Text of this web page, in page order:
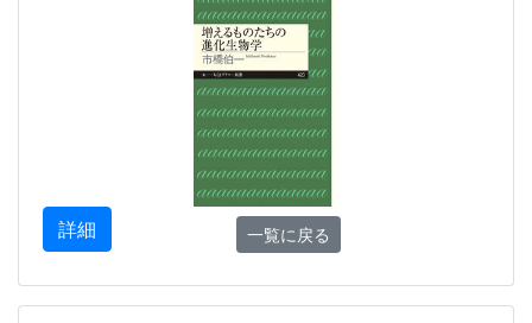
詳細 一覧に戻る